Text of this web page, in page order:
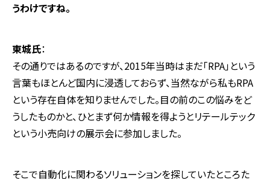
うわけですね。
東城氏：
その通りではあるのですが、2015年当時はまだ「RPA」という
言葉もほとんど国内に浸透しておらず、当然ながら私もRPA
という存在自体を知りませんでした。目の前のこの悩みをど
うしたものかと、ひとまず何か情報を得ようとリテールテック
という小売向けの展示会に参加しました。
そこで自動化に関わるソリューションを探していたところた